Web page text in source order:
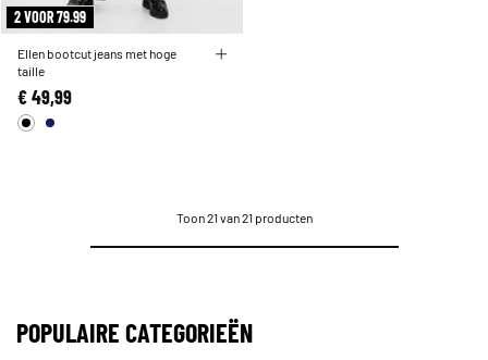
2 VOOR 79.99
Ellen bootcut jeans met hoge
taille
€ 49,99
Toon 21 van 21 producten
POPULAIRE CATEGORIEËN